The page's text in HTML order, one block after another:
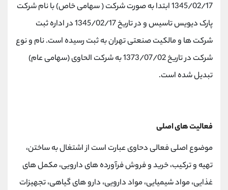
1345/02/17 ابتدا به صورت شرکت ( سهامی خاص) با نام شرکت
پارک دیویس تاسیس و در تاریخ 1345/02/17 در اداره ثبت
شرکت ها و مالکیت صنعتی تهران به ثبت رسیده است. نام و نوع
شرکت در تاریخ 1373/07/02 به شرکت الحاوی (سهامی عام)
تبدیل شده است.
فعالیت های اصلی
موضوع اصلی فعالی دحاوی عبارت است از اشتغال به ساختن،
تهیه و ترکیب، خرید و فروش فرآورده های دارویی، مکمل های
غذایی، مواد شیمیایی، مواد دارویی، دارو های گیاهی، تجهیزات